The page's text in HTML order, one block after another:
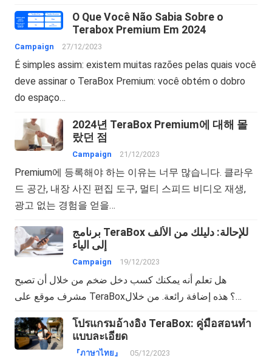
O Que Você Não Sabia Sobre o
Terabox Premium Em 2024
Campaign 27/12/2023
É simples assim: existem muitas razões pelas quais você
deve assinar o TeraBox Premium: você obtém o dobro
do espaço…
2024년 TeraBox Premium에 대해 몰
랐던 점
Campaign 21/12/2023
Premium에 등록해야 하는 이유는 너무 많습니다. 클라우
드 공간, 내장 사진 편집 도구, 멀티 스피드 비디오 재생,
광고 없는 경험을 얻을…
برنامج TeraBox للإحالة: دليلك من الألف
إلى الياء
Campaign 19/12/2023
هل تعلم أنه يمكنك كسب دخل ضخم من خلال أن تصبح
مشرف موقع على TeraBox؟ هذه إضافة رائعة. من خلال…
โปรแกรมอ้างอิง TeraBox: คู่มือสอนทำ
แบบละเอียด
『ภาษาไทย』 05/12/2023